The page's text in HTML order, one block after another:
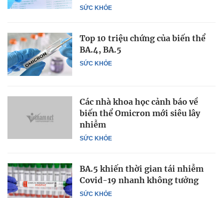
SỨC KHỎE
SỨC KHỎE
Top 10 triệu chứng của biến thể
BA.4, BA.5
SỨC KHỎE
Các nhà khoa học cảnh báo về
biến thể Omicron mới siêu lây
nhiễm
SỨC KHỎE
BA.5 khiến thời gian tái nhiễm
Covid-19 nhanh không tưởng